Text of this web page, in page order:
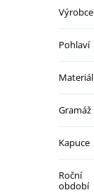
Výrobce
Pohlaví
Materiál
Gramáž
Kapuce
Roční
období